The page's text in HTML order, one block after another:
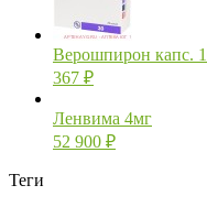
Верошпирон капс.
367 ₽
Ленвима 4мг
52 900 ₽
Теги